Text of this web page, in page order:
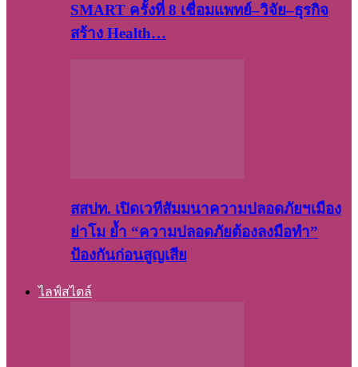
SMART ครั้งที่ 8 เชื่อมแพทย์–วิจัย–ธุรกิจ
สร้าง Health…
สสปท. เปิดเวทีสัมมนาความปลอดภัยฯเมือง
ย่าโม ย้ำ “ความปลอดภัยต้องลงมือทำ”
ป้องกันก่อนสูญเสีย
ไลฟ์สไตล์